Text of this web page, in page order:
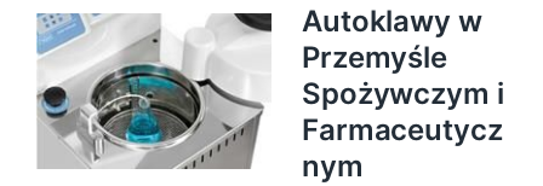
Autoklawy w
Przemyśle
Spożywczym i
Farmaceutycz
nym